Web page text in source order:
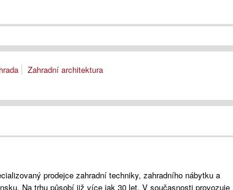
Zahradní architektura
prodejce zahradní techniky, zahradního nábytku a
Na trhu působí již více jak 30 let. V současnosti provozuje